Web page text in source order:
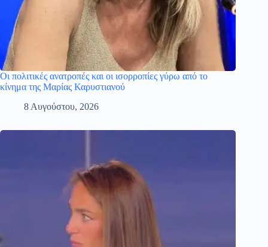
Οι πολιτικές ανατροπές και οι ισορροπίες γύρω από το
κίνημα της Μαρίας Καρυστιανού
8 Αυγούστου, 2026